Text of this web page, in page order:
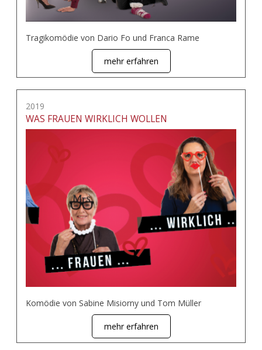
Tragikomödie von Dario Fo und Franca Rame
mehr erfahren
2019
WAS FRAUEN WIRKLICH WOLLEN
Komödie von Sabine Misiorny und Tom Müller
mehr erfahren